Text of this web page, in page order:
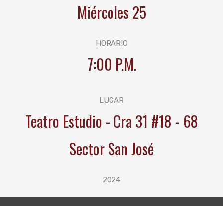
Miércoles 25
HORARIO
7:00 P.M.
LUGAR
Teatro Estudio - Cra 31 #18 - 68
Sector San José
2024